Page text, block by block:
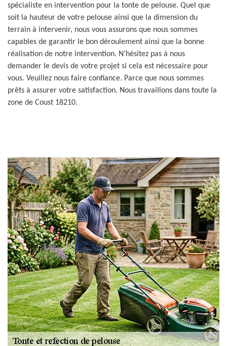
spécialiste en intervention pour la tonte de pelouse. Quel que
soit la hauteur de votre pelouse ainsi que la dimension du
terrain à intervenir, nous vous assurons que nous sommes
capables de garantir le bon déroulement ainsi que la bonne
réalisation de notre intervention. N’hésitez pas à nous
demander le devis de votre projet si cela est nécessaire pour
vous. Veuillez nous faire confiance. Parce que nous sommes
prêts à assurer votre satisfaction. Nous travaillons dans toute la
zone de Coust 18210.